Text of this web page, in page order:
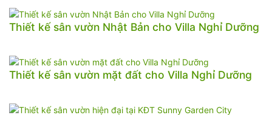
Thiết kế sân vườn Nhật Bản cho Villa Nghỉ Dưỡng
Thiết kế sân vườn mặt đất cho Villa Nghỉ Dưỡng